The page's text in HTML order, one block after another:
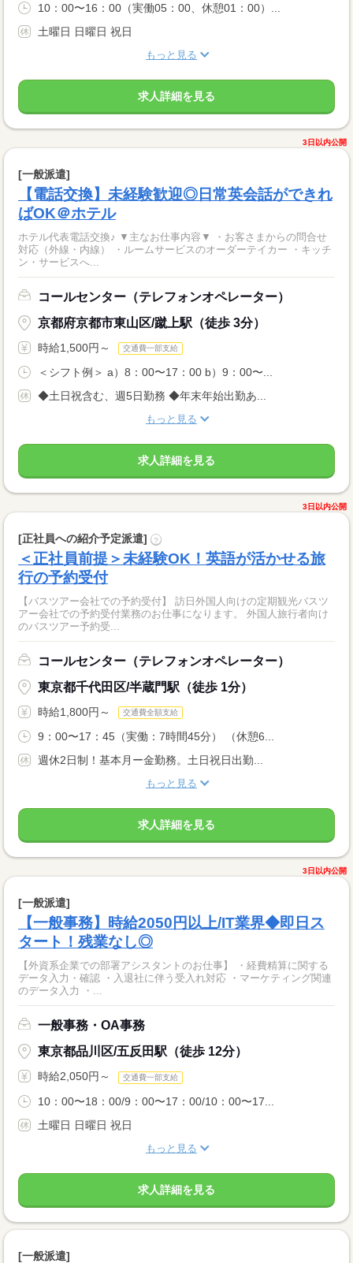
10：00〜16：00（実働05：00、休憩01：00）...
土曜日 日曜日 祝日
もっと見る
求人詳細を見る
3日以内公開
[一般派遣]
【電話交換】未経験歓迎◎日常英会話ができれ
ばOK＠ホテル
ホテル代表電話交換♪ ▼主なお仕事内容▼ ・お客さまからの問合せ
対応（外線・内線） ・ルームサービスのオーダーテイカー ・キッチ
ン・サービスへ...
コールセンター（テレフォンオペレーター）
京都府京都市東山区/蹴上駅（徒歩 3分）
時給1,500円～ 交通費一部支給
＜シフト例＞ a）8：00〜17：00 b）9：00〜...
◆土日祝含む、週5日勤務 ◆年末年始出勤あ...
もっと見る
求人詳細を見る
3日以内公開
[正社員への紹介予定派遣] ?
＜正社員前提＞未経験OK！英語が活かせる旅
行の予約受付
【バスツアー会社での予約受付】 訪日外国人向けの定期観光バスツ
アー会社での予約受付業務のお仕事になります。 外国人旅行者向け
のバスツアー予約受...
コールセンター（テレフォンオペレーター）
東京都千代田区/半蔵門駅（徒歩 1分）
時給1,800円～ 交通費全額支給
9：00〜17：45（実働：7時間45分） （休憩6...
週休2日制！基本月ー金勤務。土日祝日出勤...
もっと見る
求人詳細を見る
3日以内公開
[一般派遣]
【一般事務】時給2050円以上/IT業界◆即日ス
タート！残業なし◎
【外資系企業での部署アシスタントのお仕事】 ・経費精算に関する
データ入力・確認 ・入退社に伴う受入れ対応 ・マーケティング関連
のデータ入力 ・...
一般事務・OA事務
東京都品川区/五反田駅（徒歩 12分）
時給2,050円～ 交通費一部支給
10：00〜18：00/9：00〜17：00/10：00〜17...
土曜日 日曜日 祝日
もっと見る
求人詳細を見る
[一般派遣]